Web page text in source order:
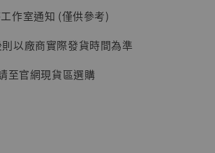
加購優惠【讓子彈飛 鵝城縣長 張麻子 [BK01]】
作室通知 (僅供參考)
以廠商實際發貨時間為準
至官網現貨區選購